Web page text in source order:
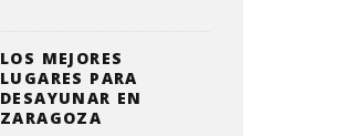
LOS MEJORES
LUGARES PARA
DESAYUNAR EN
ZARAGOZA